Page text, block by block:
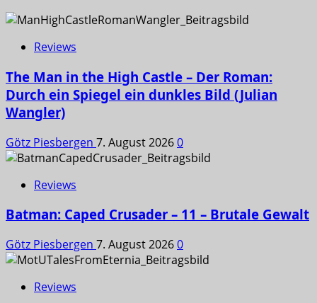
Reviews
The Man in the High Castle – Der Roman:
Durch ein Spiegel ein dunkles Bild (Julian
Wangler)
Götz Piesbergen 7. August 20260
Reviews
Batman: Caped Crusader – 11 – Brutale Gewalt
Götz Piesbergen 7. August 20260
Reviews